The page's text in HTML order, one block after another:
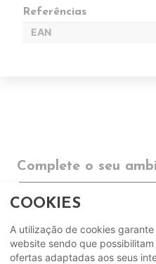
Referências
EAN
Complete o seu
COMPLEMENTOS
SUGERIDOS
COOKIES
A utilização de cookies
website sendo que
ofertas adaptadas aos seus